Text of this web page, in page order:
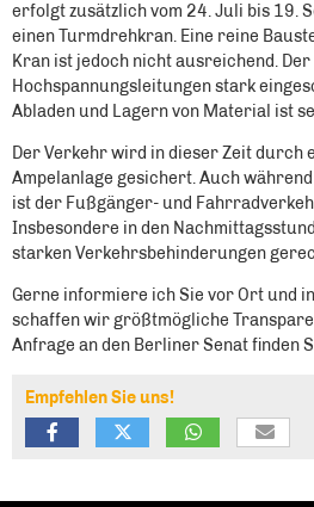
erfolgt zusätzlich vom 24. Juli bis 19.
einen Turmdrehkran. Eine reine
Kran ist jedoch nicht ausreichend.
Hochspannungsleitungen stark
Abladen und Lagern von Material ist
Der Verkehr wird in dieser Zeit durch
Ampelanlage gesichert. Auch
ist der Fußgänger- und
Insbesondere in den
starken Verkehrsbehinderungen
Gerne informiere ich Sie vor Ort und
schaffen wir größtmögliche
Anfrage an den Berliner Senat finden
Empfehlen Sie uns!